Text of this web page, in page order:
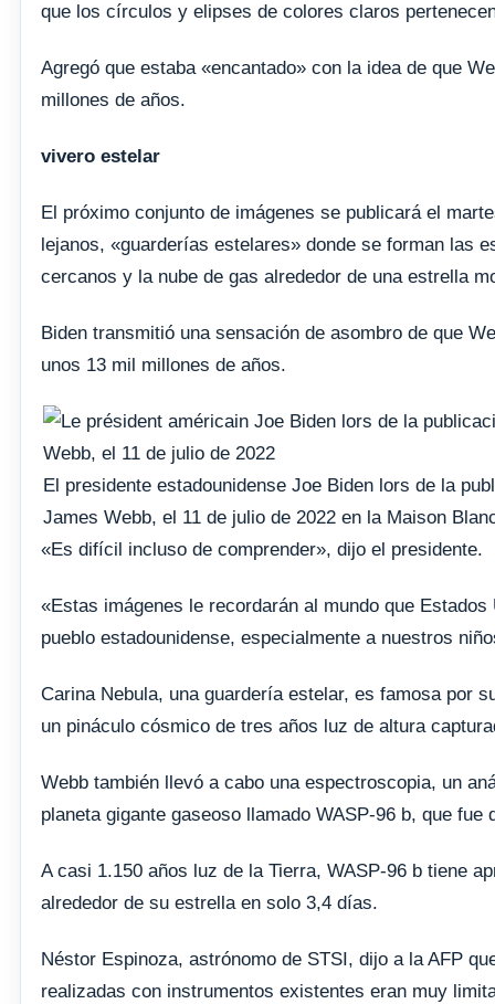
que los círculos y elipses de colores claros
Agregó que estaba «encantado» con la idea de que
millones de años.
vivero estelar
El próximo conjunto de imágenes se publicará el
lejanos, «guarderías estelares» donde se forman las
cercanos y la nube de gas alrededor de una estrella
Biden transmitió una sensación de asombro de que
unos 13 mil millones de años.
El presidente estadounidense Joe Biden lors de la
James Webb, el 11 de julio de 2022 en la Maison
«Es difícil incluso de comprender», dijo el presidente.
«Estas imágenes le recordarán al mundo que
pueblo estadounidense, especialmente a nuestros
Carina Nebula, una guardería estelar, es famosa por
un pináculo cósmico de tres años luz de altura
Webb también llevó a cabo una espectroscopia, un
planeta gigante gaseoso llamado WASP-96 b, que fue
A casi 1.150 años luz de la Tierra, WASP-96 b tiene
alrededor de su estrella en solo 3,4 días.
Néstor Espinoza, astrónomo de STSI, dijo a la AFP
realizadas con instrumentos existentes eran muy